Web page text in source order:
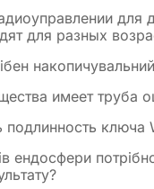
для
для разных
имеет труба
подлинность ключа
ендосфери